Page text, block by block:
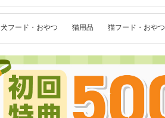
犬フード・おやつ 猫用品 猫フード・おやつ